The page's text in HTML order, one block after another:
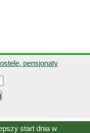
pensjonaty
start dnia w